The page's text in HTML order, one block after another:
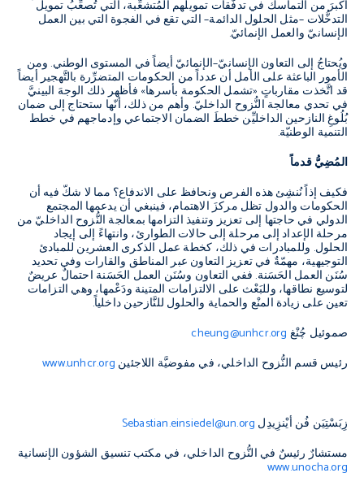
أكبرَ من التماسك في تدفُّقات تمويلهم المُتشعِّبة، التي تُصعِّبُ تمويل
التدخُّلات –مثل الحلول الدائمة– التي تقع في الفجوة التي بين العمل
الإنسانيّ والعمل الإنمائيّ.
ويُحتاجُ إلى التعاون الإنسانيّ–الإنمائيّ أيضاً في المستوى الوطني. ومن
الأمور الباعثة على الأمل أن عدداً من الحكومات المتضرِّرة بالتَّهجير أيضاً
قد اتَّخذت مقارباتٍ «تشمل الحكومة بأسرها» فأظهر ذلك الوجهَ البينيَّ
في تحدي معالجة النُّزوح الداخليّ. وأهم من ذلك، أنّها ستحتاج إلى ضمان
بُلُوغِ النازحين الداخليِّن خططَ الضمان الاجتماعي وإدماجهم في خطط
التنمية الوطنيّة.
المُضِيُّ قدماً
فكيف إذاً نُنشِئ هذه الفرص ونحافظ على الاندفاع؟ مما لا شكّ فيه أن
الحكومات والدول تظل مركزَ الاهتمام، فينبغي أن يدعمها المجتمع
الدولي في حاجتها إلى تعزيز وتنفيذ التزامها بمعالجة النُّزوح الداخليّ من
مرحلة الإعداد إلى مرحلة إلى حالات الطوارئ، وانتهاءً إلى إيجاد
الحلول. وللمبادرات في ذلك، كخطة عمل الذكرى العشرين للمبادئ
التوجيهية، مهمّةٌ في تعزيز التعاون عبر المناطق والقارات وفي تحديد
سُنَن العمل الحَسَنة. ففي التعاون وسُنَن العمل الحَسَنة احتمالٌ عريضٌ
لتوسيع نطاقها، وللبَعْث على الالتزامات المتينة ودَعْمها، وهي التزامات
تعين على زيادة المنْع والحماية والحلول للنَّازحين داخلياً.
صموئيل چُنْغ cheung@unhcr.org
رئيس قسم النُّزوح الداخلي، في مفوضيَّة اللاجئين www.unhcr.org
زِبَسْتِيَن فُن أيْنزِيدِل Sebastian.einsiedel@un.org
مستشارٌ رئيسٌ في النُّزوح الداخلي، في مكتب تنسيق الشؤون الإنسانية
www.unocha.org